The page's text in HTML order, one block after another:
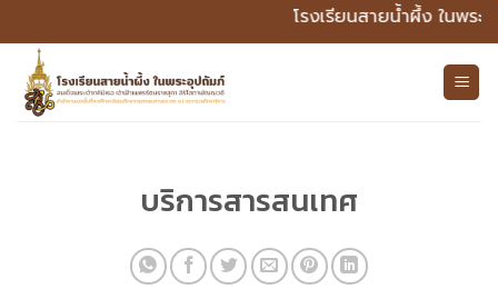
ไป
เนื้อหา
โรงเรียนสายน้ำผึ้ง ในพร
บริการสารสนเทศ